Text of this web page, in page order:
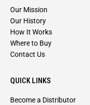
시
오.
Our Mission
Our History
How It Works
Where to Buy
Contact Us
QUICK LINKS
Become a Distributor